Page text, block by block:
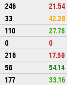
246 21.54
33 42.28
110 27.78
0 0
216 17.59
56 54.14
177 33.16